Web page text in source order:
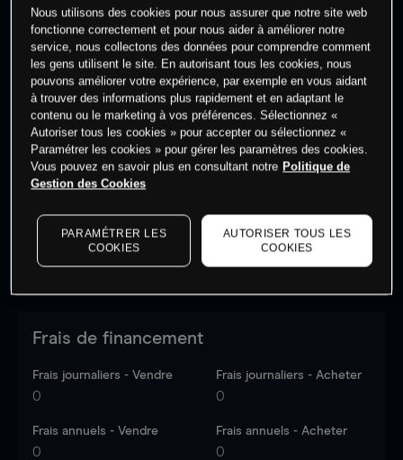
Commencez à trader
Les prix sont indicatifs.Connectez-vouspour voir les
dernières données du marché.
Log in
to see latest
Frais de financement
Frais journaliers - Vendre
0
Frais journaliers - Acheter
0
Frais annuels - Vendre
0
Frais annuels - Acheter
0
Nous utilisons des cookies pour nous assurer que notre site web
fonctionne correctement et pour nous aider à améliorer notre
service, nous collectons des données pour comprendre comment
les gens utilisent le site. En autorisant tous les cookies, nous
pouvons améliorer votre expérience, par exemple en vous aidant
à trouver des informations plus rapidement et en adaptant le
contenu ou le marketing à vos préférences. Sélectionnez «
Autoriser tous les cookies » pour accepter ou sélectionnez «
Paramétrer les cookies » pour gérer les paramètres des cookies.
Vous pouvez en savoir plus en consultant notre Politique de
Gestion des Cookies
PARAMÉTRER LES
COOKIES
AUTORISER TOUS LES
COOKIES